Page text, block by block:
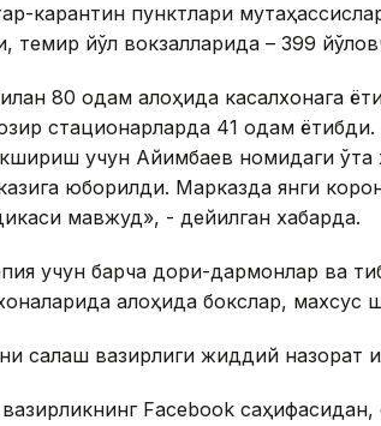
карантин пунктлари
темир йўл вокзалларида – 399
80 одам алоҳида касалхонага
стационарларда 41 одам
учун Айқимбаев номидаги ўта
юборилди. Марказда янги
мавжуд», - дейилган хабарда.
учун барча дори-дармонлар ва
алоҳида бокслар, махсус
сақлаш вазирлиги жиддий назорат
Facebook